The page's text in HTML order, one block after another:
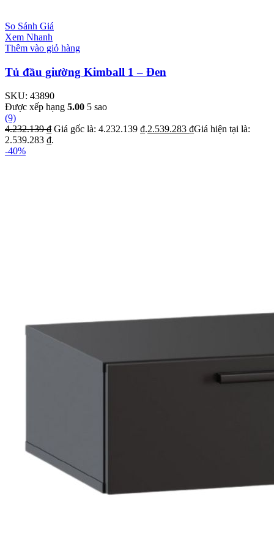
So Sánh Giá
Xem Nhanh
Thêm vào giỏ hàng
Tủ đầu giường Kimball 1 – Đen
SKU: 43890
Được xếp hạng 5.00 5 sao
(9)
4.232.139₫ Giá gốc là: 4.232.139 ₫.2.539.283 ₫Giá hiện tại là:
2.539.283 ₫.
-40%